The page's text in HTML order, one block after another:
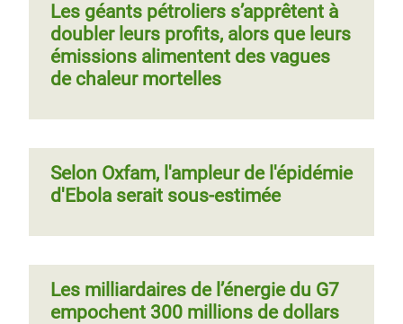
Les géants pétroliers s’apprêtent à
doubler leurs profits, alors que leurs
émissions alimentent des vagues
de chaleur mortelles
Selon Oxfam, l'ampleur de l'épidémie
d'Ebola serait sous-estimée
Les milliardaires de l’énergie du G7
empochent 300 millions de dollars